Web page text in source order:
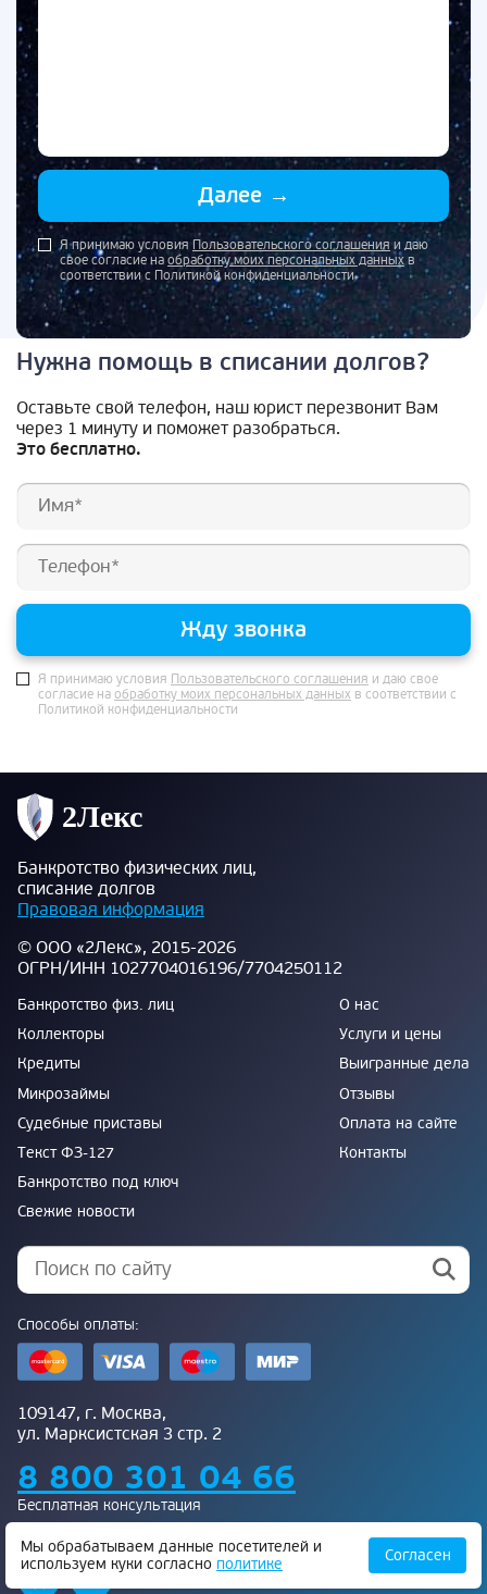
Далее →
Я принимаю условия Пользовательского соглашенияи даю
свое согласие на обработку моих персональных данныхв
соответствии с Политикой конфиденциальности
Нужна помощь в списании долгов?
Оставьте свой телефон, наш юрист перезвонит Вам
через 1 минуту и поможет разобраться.
Это бесплатно.
Жду звонка
Я принимаю условия Пользовательского соглашения и даю свое
согласие на обработку моих персональных данных в соответствии с
Политикой конфиденциальности
Банкротство физических лиц,
списание долгов
Правовая информация
© ООО «2Лекс», 2015-2026
ОГРН/ИНН 1027704016196/7704250112
Банкротство физ. лиц
Коллекторы
Кредиты
Микрозаймы
Судебные приставы
Текст ФЗ-127
Банкротство под ключ
Свежие новости
О нас
Услуги и цены
Выигранные дела
Отзывы
Оплата на сайте
Контакты
Способы оплаты:
109147, г. Москва,
ул. Марксистская 3 стр. 2
8 800 301 04 66
Бесплатная консультация
Мы обрабатываем данные посетителей и
используем куки согласно политике Согласен